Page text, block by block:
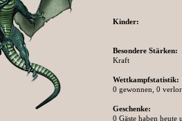
Kinder:
Besondere Stärken:
Kraft
Wettkampfstatistik:
0 gewonnen, 0
Geschenke:
0 Gäste haben heute